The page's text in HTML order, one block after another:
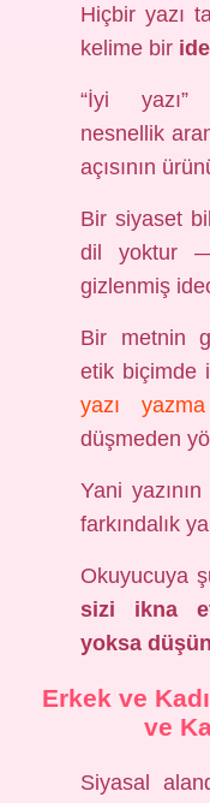
Hiçbir yazı
kelime bir
“İyi yazı”
nesnellik
açısının
Bir siyaset
dil yoktur
gizlenmiş
Bir metnin
etik biçimde
yazı
düşmeden
Yani
farkındalık
Okuyucuya
sizi ikna
yoksa
Erkek ve
ve
Siyasal